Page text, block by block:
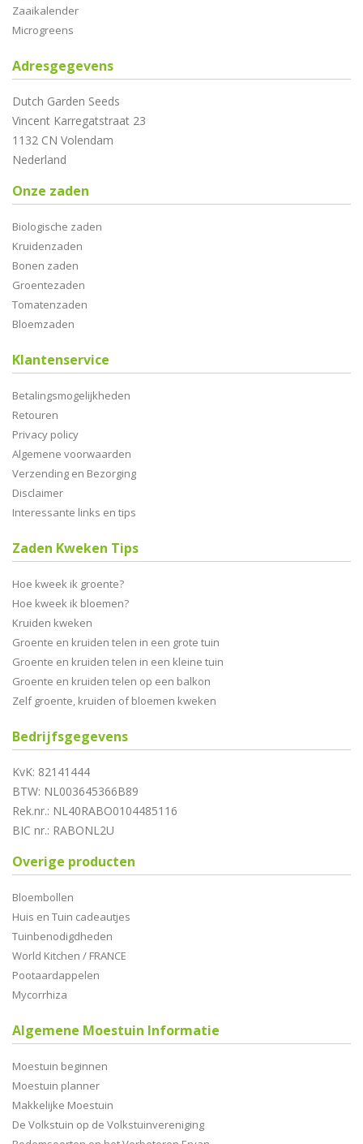
Zaaikalender
Microgreens
Adresgegevens
Dutch Garden Seeds
Vincent Karregatstraat 23
1132 CN Volendam
Nederland
Onze zaden
Biologische zaden
Kruidenzaden
Bonen zaden
Groentezaden
Tomatenzaden
Bloemzaden
Klantenservice
Betalingsmogelijkheden
Retouren
Privacy policy
Algemene voorwaarden
Verzending en Bezorging
Disclaimer
Interessante links en tips
Zaden Kweken Tips
Hoe kweek ik groente?
Hoe kweek ik bloemen?
Kruiden kweken
Groente en kruiden telen in een grote tuin
Groente en kruiden telen in een kleine tuin
Groente en kruiden telen op een balkon
Zelf groente, kruiden of bloemen kweken
Bedrijfsgegevens
KvK: 82141444
BTW: NL003645366B89
Rek.nr.: NL40RABO0104485116
BIC nr.: RABONL2U
Overige producten
Bloembollen
Huis en Tuin cadeautjes
Tuinbenodigdheden
World Kitchen / FRANCE
Pootaardappelen
Mycorrhiza
Algemene Moestuin Informatie
Moestuin beginnen
Moestuin planner
Makkelijke Moestuin
De Volkstuin op de Volkstuinvereniging